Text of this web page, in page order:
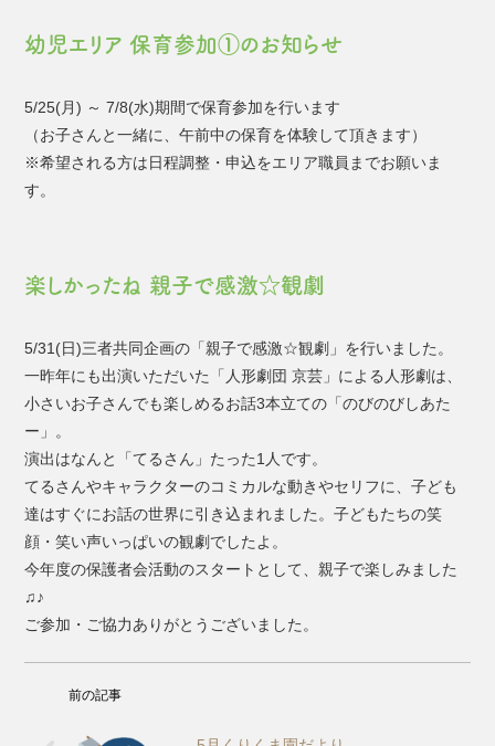
幼児エリア 保育参加①のお知らせ
5/25(月) ～ 7/8(水)期間で保育参加を行います
（お子さんと一緒に、午前中の保育を体験して頂きます）
※希望される方は日程調整・申込をエリア職員までお願いま
す。
楽しかったね 親子で感激☆観劇
5/31(日)三者共同企画の「親子で感激☆観劇」を行いました。
一昨年にも出演いただいた「人形劇団 京芸」による人形劇は、
小さいお子さんでも楽しめるお話3本立ての「のびのびしあた
ー」。
演出はなんと「てるさん」たった1人です。
てるさんやキャラクターのコミカルな動きやセリフに、子ども
達はすぐにお話の世界に引き込まれました。子どもたちの笑
顔・笑い声いっぱいの観劇でしたよ。
今年度の保護者会活動のスタートとして、親子で楽しみました
♫♪
ご参加・ご協力ありがとうございました。
前の記事